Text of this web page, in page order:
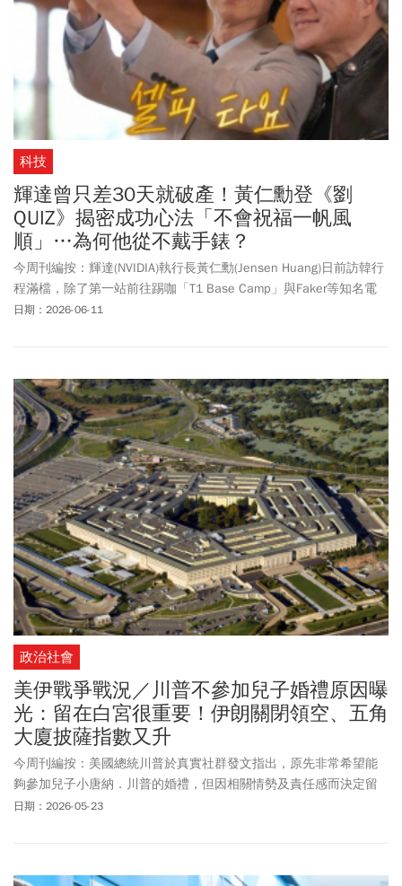
科技
輝達曾只差30天就破產！黃仁勳登《劉
QUIZ》揭密成功心法「不會祝福一帆風
順」…為何他從不戴手錶？
今周刊編按：輝達(NVIDIA)執行長黃仁勳(Jensen Huang)日前訪韓行
程滿檔，除了第一站前往踢咖「T1 Base Camp」與Faker等知名電
競選手合體，與SK集團會長崔泰源一起發零食，更破天荒登上劉在
生信念「投入百分之百的信念，那份成果展現的是自己」，無論工
資多寡、工作價值，做任何事皆全力以赴的人生哲學更引起主持人
劉在錫的共鳴，直喊：「您真的是大哥！」黃仁勳不改幽默風格和
親民的作風，大方談起自己的經歷，更提到自己不愛戴手錶「因為
不在意時間」，認為當下才是最重要的時刻，霸氣又具哲理的一席
話讓戴著手錶的劉在錫汗顏，嚇得趕緊地把手錶收起來，引發全網
爆笑。黃仁勳還在節目上公開喊話「目前正在積極招募人才，如果
你認識優秀的人，請告訴他們『來輝達吧』。」，他認為在現代社
會中「智慧」已是多數優秀人才所必備的，相較之下他更看重品
格，尤其是「慷慨」的重要性，他指出「真誠為他人的成功感到喜
悅的人，才具備長期合作的價值」，能夠釋出善意、願意成就他
人，而不是因為看到別人成功而感到不安的人，這樣的人不論到哪
裡都會成功。
日期：2026-06-11
政治社會
美伊戰爭戰況／川普不參加兒子婚禮原因曝
光：留在白宮很重要！伊朗關閉領空、五角
大廈披薩指數又升
今周刊編按：美國總統川普於真實社群發文指出，原先非常希望能
夠參加兒子小唐納．川普的婚禮，但因相關情勢及責任感而決定留
守華府，並稱「留在華府白宮相當重要」，引發外界猜測。就有不
日期：2026-05-23